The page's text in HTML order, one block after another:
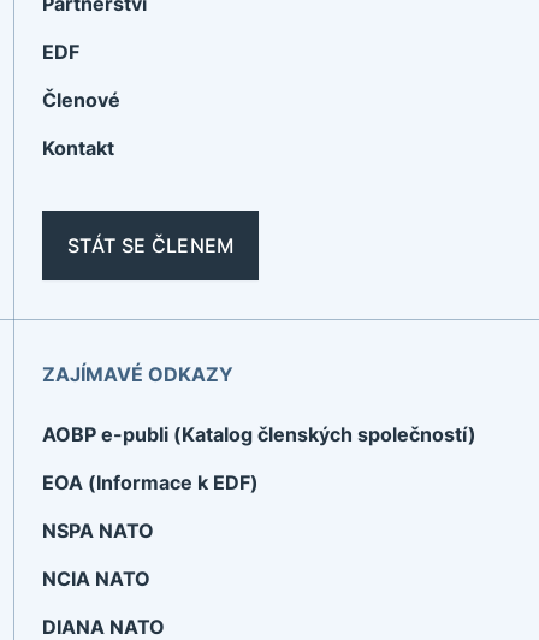
EDF
Členové
Kontakt
STÁT SE ČLENEM
ZAJÍMAVÉ ODKAZY
AOBP e-publi (Katalog členských společností)
EOA (Informace k EDF)
NSPA NATO
NCIA NATO
DIANA NATO